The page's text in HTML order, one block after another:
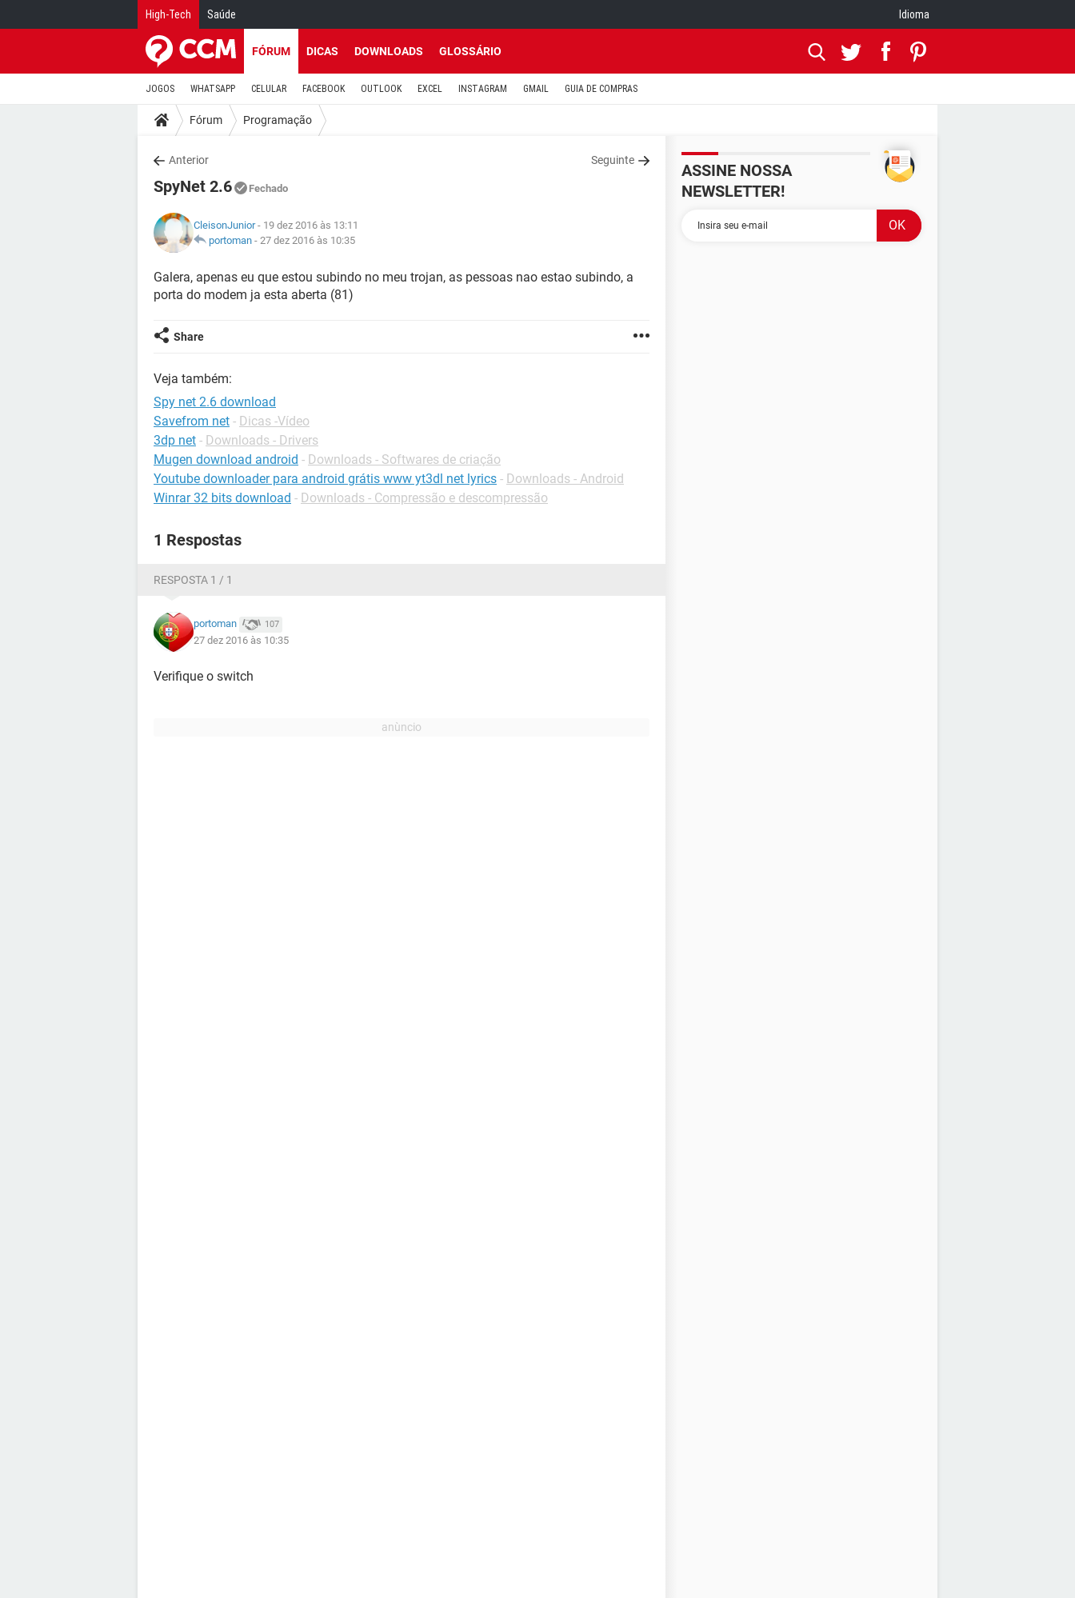
High-Tech Saúde Idioma
FÓRUM DICAS DOWNLOADS GLOSSÁRIO
JOGOS WHATSAPP CELULAR FACEBOOK OUTLOOK EXCEL INSTAGRAM GMAIL GUIA DE COMPRAS
Fórum Programação
Anterior Seguinte
SpyNet 2.6 Fechado
CleisonJunior- 19 dez 2016 às 13:11
portoman - 27 dez 2016 às 10:35
Galera, apenas eu que estou subindo no meu trojan, as pessoas nao estao subindo, a
porta do modem ja esta aberta (81)
Share
Veja também:
Spy net 2.6 download
Savefrom net - Dicas -Vídeo
3dp net - Downloads - Drivers
Mugen download android - Downloads - Softwares de criação
Youtube downloader para android grátis www yt3dl net lyrics - Downloads - Android
Winrar 32 bits download - Downloads - Compressão e descompressão
1 Respostas
RESPOSTA 1 / 1
portoman 107
27 dez 2016 às 10:35
Verifique o switch
ASSINE NOSSA
NEWSLETTER!